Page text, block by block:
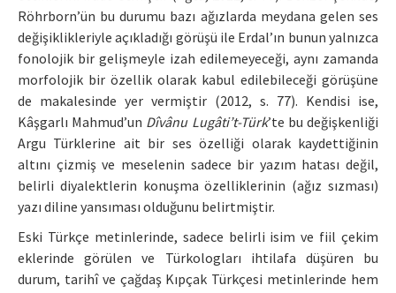
Röhrborn’ün bu durumu bazı ağızlarda meydana gelen ses
değişiklikleriyle açıkladığı görüşü ile Erdal’ın bunun yalnızca
fonolojik bir gelişmeyle izah edilemeyeceği, aynı zamanda
morfolojik bir özellik olarak kabul edilebileceği görüşüne
de makalesinde yer vermiştir (2012, s. 77). Kendisi ise,
Kâşgarlı Mahmud’un Dîvânu Lugâti’t-Türk’te bu değişkenliği
Argu Türklerine ait bir ses özelliği olarak kaydettiğinin
altını çizmiş ve meselenin sadece bir yazım hatası değil,
belirli diyalektlerin konuşma özelliklerinin (ağız sızması)
yazı diline yansıması olduğunu belirtmiştir.
Eski Türkçe metinlerinde, sadece belirli isim ve fiil çekim
eklerinde görülen ve Türkologları ihtilafa düşüren bu
durum, tarihî ve çağdaş Kıpçak Türkçesi metinlerinde hem